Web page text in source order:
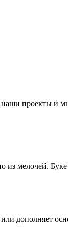
проекты и
мелочей.
дополняет